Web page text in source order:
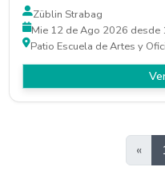
Züblin Strabag
Mie 12 de Ago 2026 desde
Patio Escuela de Artes y
«